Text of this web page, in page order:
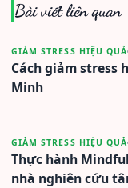
Bài viết liên quan
GIẢM STRESS HIỆU QUẢ
Cách giảm stress
Minh
GIẢM STRESS HIỆU QUẢ
Thực hành
nhà nghiên cứu